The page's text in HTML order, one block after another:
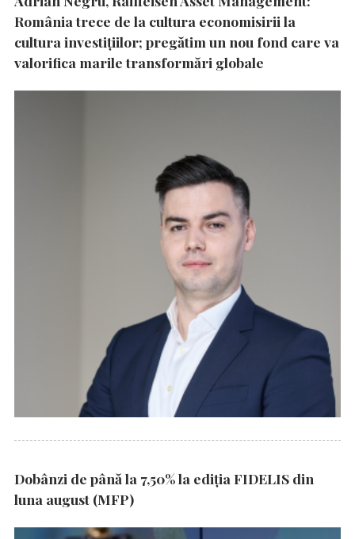
România trece de la cultura economisirii la
cultura investițiilor; pregătim un nou fond care va
valorifica marile transformări globale
Dobânzi de până la 7,50% la ediția FIDELIS din
luna august (MFP)